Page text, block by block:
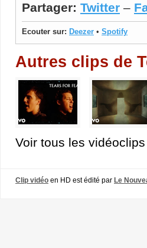
Partager: Twitter –
Ecouter sur: Deezer • Spotify
Autres clips de
Voir tous les
Clip vidéo en HD est édité par Le